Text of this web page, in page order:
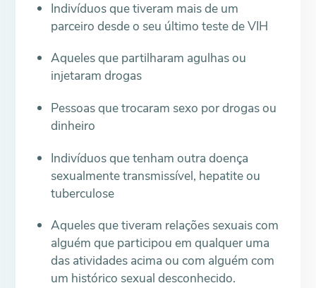
Indivíduos que tiveram mais de um
parceiro desde o seu último teste de VIH
Aqueles que partilharam agulhas ou
injetaram drogas
Pessoas que trocaram sexo por drogas ou
dinheiro
Indivíduos que tenham outra doença
sexualmente transmissível, hepatite ou
tuberculose
Aqueles que tiveram relações sexuais com
alguém que participou em qualquer uma
das atividades acima ou com alguém com
um histórico sexual desconhecido.